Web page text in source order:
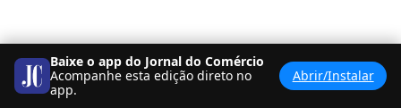
Baixe o app do Jornal do Comércio
Acompanhe esta edição direto no
app.
Abrir/Instalar